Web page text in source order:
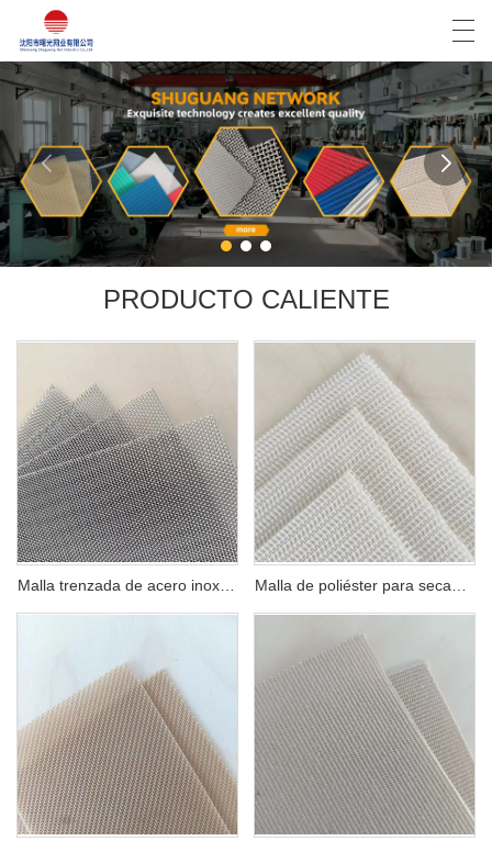
INICIO
PRODUCTOS
LA FÁBRICA
CONTÁCTENOS
SOBRE NOSOTROS
العربية Deutsch English Español
PRODUCTO CALIENTE